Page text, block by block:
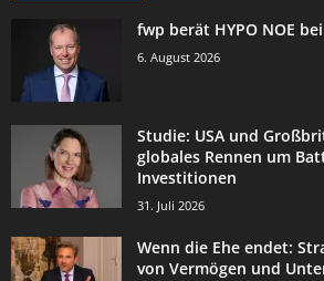
fwp berät HYPO NOE
6. August 2026
Studie: USA und
globales Rennen um
Investitionen
31. Juli 2026
Wenn die Ehe endet:
von Vermögen und